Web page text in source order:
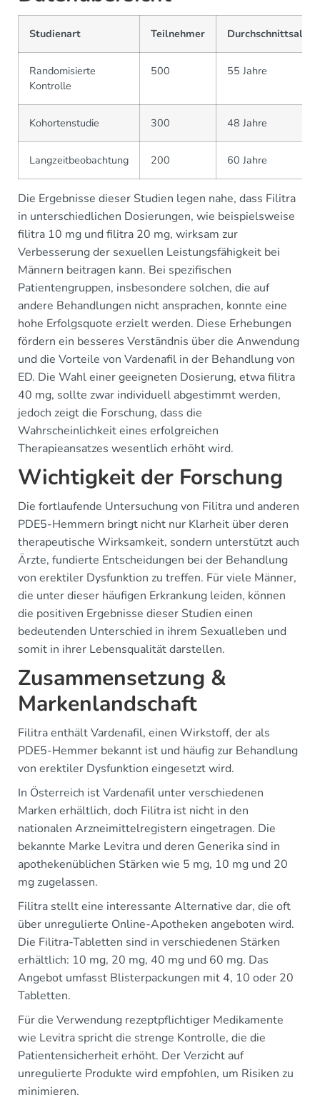
Studienart Teilnehmer Durchschnittsalter
Randomisierte
Kontrolle
500 55 Jahre
Kohortenstudie 300 48 Jahre
Langzeitbeobachtung 200 60 Jahre
Die Ergebnisse dieser Studien legen nahe, dass Filitra
in unterschiedlichen Dosierungen, wie beispielsweise
filitra 10 mg und filitra 20 mg, wirksam zur
Verbesserung der sexuellen Leistungsfähigkeit bei
Männern beitragen kann. Bei spezifischen
Patientengruppen, insbesondere solchen, die auf
andere Behandlungen nicht ansprachen, konnte eine
hohe Erfolgsquote erzielt werden. Diese Erhebungen
fördern ein besseres Verständnis über die Anwendung
und die Vorteile von Vardenafil in der Behandlung von
ED. Die Wahl einer geeigneten Dosierung, etwa filitra
40 mg, sollte zwar individuell abgestimmt werden,
jedoch zeigt die Forschung, dass die
Wahrscheinlichkeit eines erfolgreichen
Therapieansatzes wesentlich erhöht wird.
Wichtigkeit der Forschung
Die fortlaufende Untersuchung von Filitra und anderen
PDE5-Hemmern bringt nicht nur Klarheit über deren
therapeutische Wirksamkeit, sondern unterstützt auch
Ärzte, fundierte Entscheidungen bei der Behandlung
von erektiler Dysfunktion zu treffen. Für viele Männer,
die unter dieser häufigen Erkrankung leiden, können
die positiven Ergebnisse dieser Studien einen
bedeutenden Unterschied in ihrem Sexualleben und
somit in ihrer Lebensqualität darstellen.
Zusammensetzung &
Markenlandschaft
Filitra enthält Vardenafil, einen Wirkstoff, der als
PDE5-Hemmer bekannt ist und häufig zur Behandlung
von erektiler Dysfunktion eingesetzt wird.
In Österreich ist Vardenafil unter verschiedenen
Marken erhältlich, doch Filitra ist nicht in den
nationalen Arzneimittelregistern eingetragen. Die
bekannte Marke Levitra und deren Generika sind in
apothekenüblichen Stärken wie 5 mg, 10 mg und 20
mg zugelassen.
Filitra stellt eine interessante Alternative dar, die oft
über unregulierte Online-Apotheken angeboten wird.
Die Filitra-Tabletten sind in verschiedenen Stärken
erhältlich: 10 mg, 20 mg, 40 mg und 60 mg. Das
Angebot umfasst Blisterpackungen mit 4, 10 oder 20
Tabletten.
Für die Verwendung rezeptpflichtiger Medikamente
wie Levitra spricht die strenge Kontrolle, die die
Patientensicherheit erhöht. Der Verzicht auf
unregulierte Produkte wird empfohlen, um Risiken zu
minimieren.